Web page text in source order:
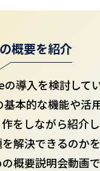
概要を紹介
導入を検討して
本的な機能や活
作をしながら紹介し
解決できるのか
概要説明会動画で